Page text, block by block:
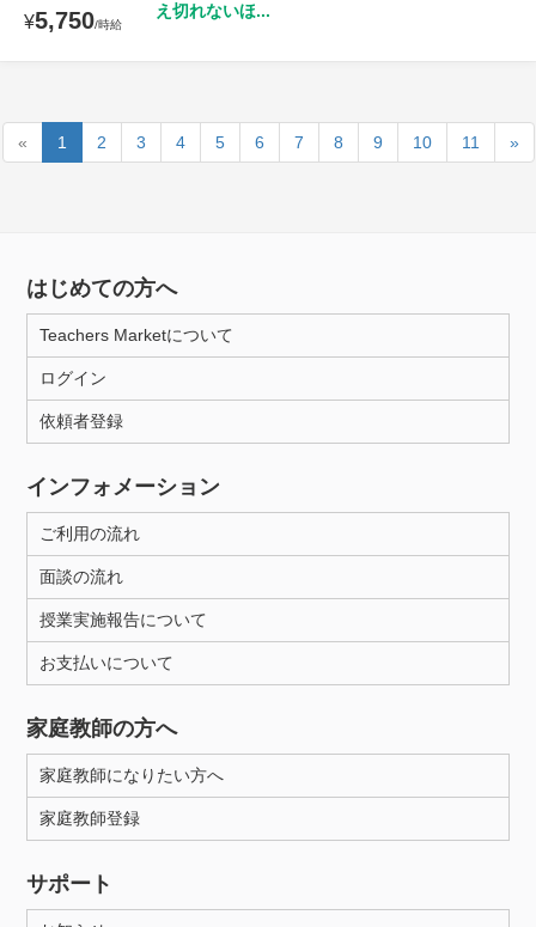
¥5,750/時給
え切れないほ...
« 1 2 3 4 5 6 7 8 9 10 11 »
はじめての方へ
Teachers Marketについて
ログイン
依頼者登録
インフォメーション
ご利用の流れ
面談の流れ
授業実施報告について
お支払いについて
家庭教師の方へ
家庭教師になりたい方へ
家庭教師登録
サポート